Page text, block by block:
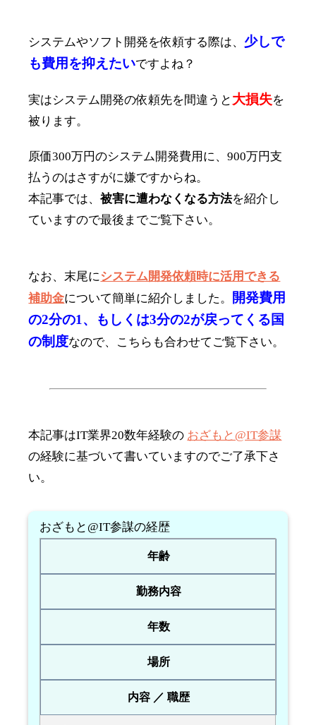
システムやソフト開発を依頼する際は、 少しで
も費用を抑えたいですよね？
実はシステム開発の依頼先を間違うと 大損失を
被ります。
原価300万円のシステム開発費用に、900万円支
払うのはさすがに嫌ですからね。
本記事では、被害に遭わなくなる方法を紹介し
ていますので最後までご覧下さい。
なお、末尾にシステム開発依頼時に活用できる
補助金について簡単に紹介しました。
開発費用
の2分の1、もしくは3分の2が戻ってくる国
の制度なので、こちらも合わせてご覧下さい。
本記事はIT業界20数年経験の おざもと@IT参謀
の経験に基づいて書いていますのでご了承下さ
い。
おざもと@IT参謀の経歴
年齢
勤務内容
年数
場所
内容 ／ 職歴